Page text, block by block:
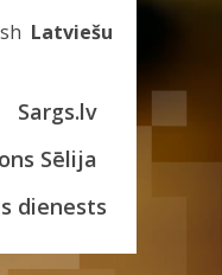
Latviešu
Sargs.lv
Sēlija
dienests